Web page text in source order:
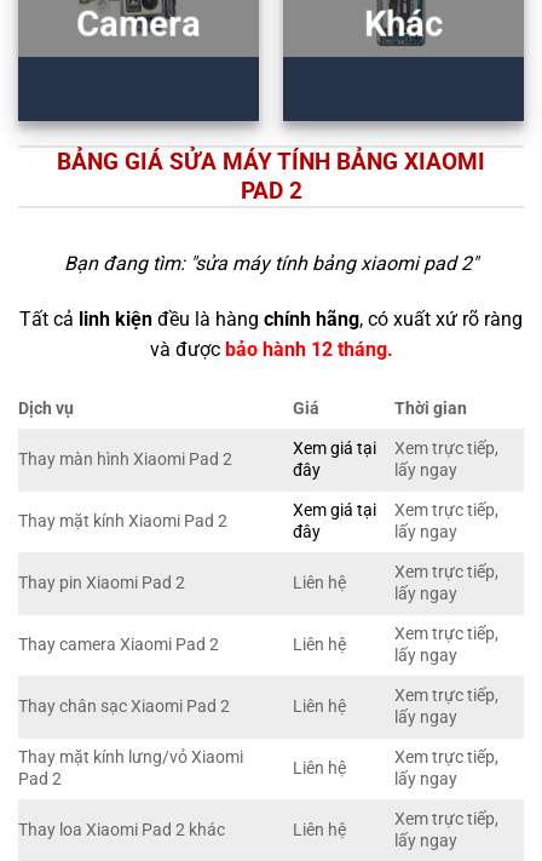
Camera Khác
BẢNG GIÁ SỬA MÁY TÍNH BẢNG XIAOMI
PAD 2
Bạn đang tìm: "sửa máy tính bảng xiaomi pad 2"
Tất cả linh kiện đều là hàng chính hãng, có xuất xứ rõ ràng
và được bảo hành 12 tháng.
Dịch vụ Giá Thời gian
Thay màn hình Xiaomi Pad 2
Xem giá tại
đây
Xem trực tiếp,
lấy ngay
Thay mặt kính Xiaomi Pad 2
Xem giá tại
đây
Xem trực tiếp,
lấy ngay
Thay pin Xiaomi Pad 2 Liên hệ
Xem trực tiếp,
lấy ngay
Thay camera Xiaomi Pad 2 Liên hệ
Xem trực tiếp,
lấy ngay
Thay chân sạc Xiaomi Pad 2 Liên hệ
Xem trực tiếp,
lấy ngay
Thay mặt kính lưng/vỏ Xiaomi
Pad 2
Liên hệ
Xem trực tiếp,
lấy ngay
Thay loa Xiaomi Pad 2 khác Liên hệ
Xem trực tiếp,
lấy ngay